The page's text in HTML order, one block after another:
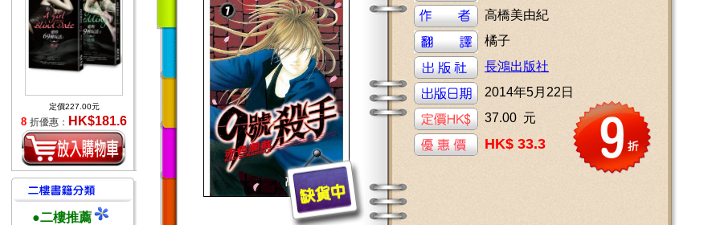
定價227.00元
8 折優惠： HK$181.6
●二樓推薦
高橋美由紀
橘子
長鴻出版社
2014年5月22日
37.00 元
HK$ 33.3